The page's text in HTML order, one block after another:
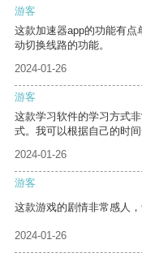
游客
这款加速器app的功能有点
动切换线路的功能。
2024-01-26
游客
这款学习软件的学习方式
式。我可以根据自己的时间
2024-01-26
游客
这款游戏的剧情非常感人，
2024-01-26